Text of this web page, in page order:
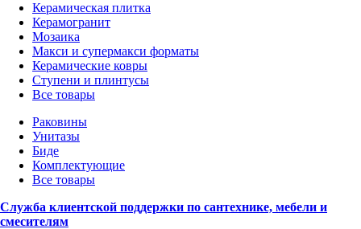
Керамическая плитка
Керамогранит
Мозаика
Макси и супермакси форматы
Керамические ковры
Ступени и плинтусы
Все товары
Раковины
Унитазы
Биде
Комплектующие
Все товары
Служба клиентской поддержки по сантехнике, мебели и
смесителям